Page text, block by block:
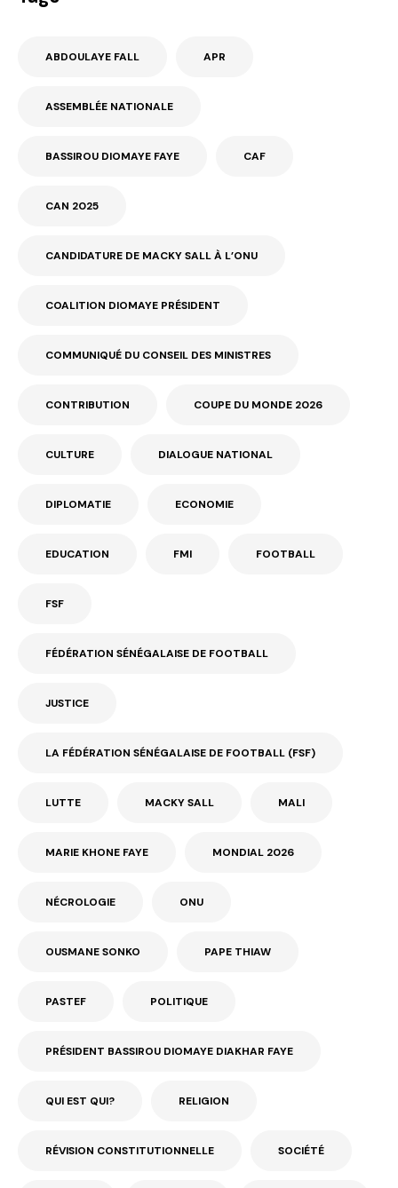
ABDOULAYE FALL APR
ASSEMBLÉE NATIONALE
BASSIROU DIOMAYE FAYE CAF
CAN 2025
CANDIDATURE DE MACKY SALL À L’ONU
COALITION DIOMAYE PRÉSIDENT
COMMUNIQUÉ DU CONSEIL DES MINISTRES
CONTRIBUTION COUPE DU MONDE 2026
CULTURE DIALOGUE NATIONAL
DIPLOMATIE ECONOMIE
EDUCATION FMI FOOTBALL
FSF
FÉDÉRATION SÉNÉGALAISE DE FOOTBALL
JUSTICE
LA FÉDÉRATION SÉNÉGALAISE DE FOOTBALL (FSF)
LUTTE MACKY SALL MALI
MARIE KHONE FAYE MONDIAL 2026
NÉCROLOGIE ONU
OUSMANE SONKO PAPE THIAW
PASTEF POLITIQUE
PRÉSIDENT BASSIROU DIOMAYE DIAKHAR FAYE
QUI EST QUI? RELIGION
RÉVISION CONSTITUTIONNELLE SOCIÉTÉ